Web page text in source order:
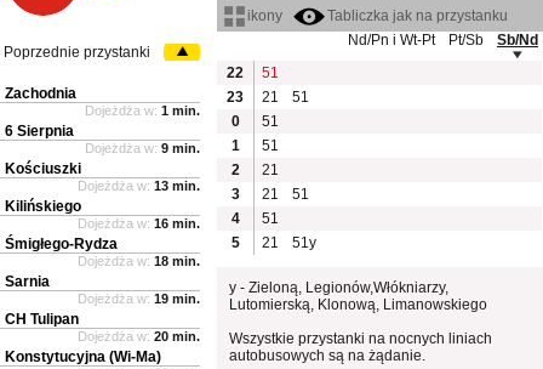
ikony
Tabliczka jak na przystanku
Nd/Pn i Wt-Pt
Pt/Sb
Sb/Nd
22
51
23
21
51
0
51
1
51
2
21
3
21
51
4
51
5
21 51y
y - Zieloną, Legionów,Włókniarzy,
Lutomierską, Klonową, Limanowskiego
Wszystkie przystanki na nocnych liniach
autobusowych są na żądanie.
Poprzednie przystanki
Zachodnia
Dojeżdża w: 1 min.
6 Sierpnia
Dojeżdża w: 9 min.
Kościuszki
Dojeżdża w: 13 min.
Kilińskiego
Dojeżdża w: 16 min.
Śmigłego-Rydza
Dojeżdża w: 18 min.
Sarnia
Dojeżdża w: 19 min.
CH Tulipan
Dojeżdża w: 20 min.
Konstytucyjna (Wi-Ma)